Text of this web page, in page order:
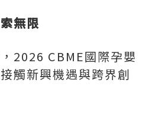
無限
2026 CBME國際孕嬰
觸新興機遇與跨界創